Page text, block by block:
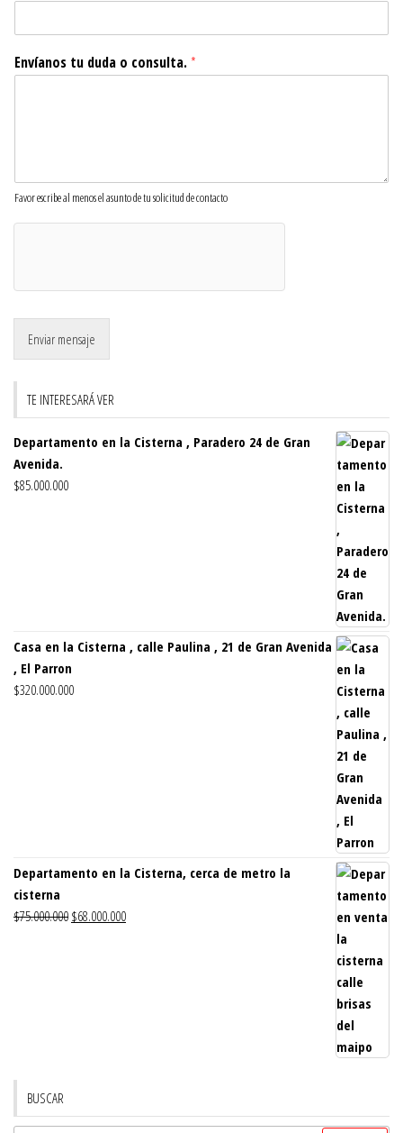
Envíanos tu duda o consulta.*
Favor escribe al menos el asunto de tu solicitud de contacto
Enviar mensaje
TE INTERESARÁ VER
Departamento en la Cisterna , Paradero 24 de Gran
Avenida.
$85.000.000
Casa en la Cisterna , calle Paulina , 21 de Gran Avenida
, El Parron
$320.000.000
Departamento en la Cisterna, cerca de metro la
cisterna
$75.000.000 El
$68.000.000El
BUSCAR